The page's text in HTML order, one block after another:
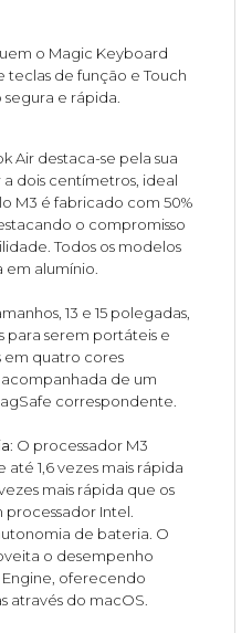
o Magic Keyboard
de função e Touch
e rápida.
Air destaca-se pela sua
a dois centímetros, ideal
M3 é fabricado com 50%
o compromisso
Todos os modelos
em alumínio.
13 e 15 polegadas,
para serem portáteis e
em quatro cores
de um
correspondente.
: O processador M3
1,6 vezes mais rápida
mais rápida que os
processador Intel.
de bateria. O
o desempenho
oferecendo
através do macOS.